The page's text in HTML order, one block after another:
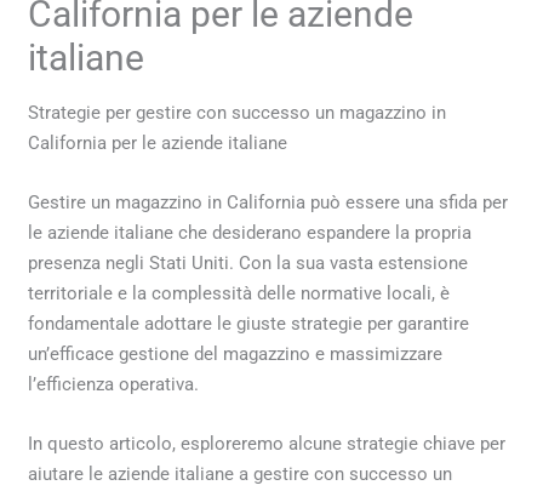
California per le aziende
italiane
Strategie per gestire con successo un magazzino in
California per le aziende italiane
Gestire un magazzino in California può essere una sfida per
le aziende italiane che desiderano espandere la propria
presenza negli Stati Uniti. Con la sua vasta estensione
territoriale e la complessità delle normative locali, è
fondamentale adottare le giuste strategie per garantire
un’efficace gestione del magazzino e massimizzare
l’efficienza operativa.
In questo articolo, esploreremo alcune strategie chiave per
aiutare le aziende italiane a gestire con successo un